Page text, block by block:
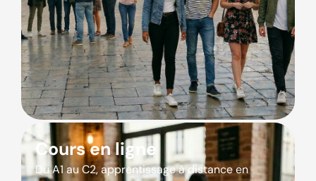
Cours en ligne
Du A1 au C2, apprentissage à distance en